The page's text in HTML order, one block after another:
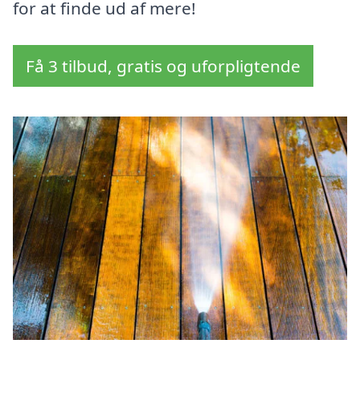
for at finde ud af mere!
Få 3 tilbud, gratis og uforpligtende